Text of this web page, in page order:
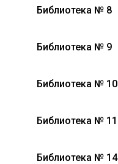
Библиотека № 8
Библиотека № 9
Библиотека № 10
Библиотека № 11
Библиотека № 14